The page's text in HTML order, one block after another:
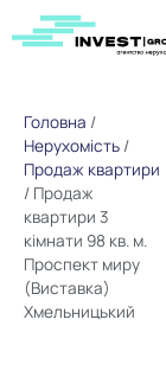
Головна /
Нерухомість /
Продаж квартири
/ Продаж
квартири 3
кімнати 98 кв. м.
Проспект миру
(Виставка)
Хмельницький